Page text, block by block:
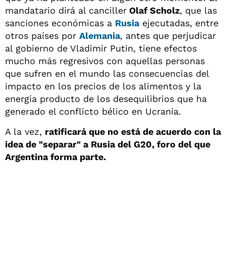
mandatario dirá al canciller Olaf Scholz, que las
sanciones económicas a Rusiaejecutadas, entre
otros países por Alemania, antes que perjudicar
al gobierno de Vladimir Putin, tiene efectos
mucho más regresivos con aquellas personas
que sufren en el mundo las consecuencias del
impacto en los precios de los alimentos y la
energía producto de los desequilibrios que ha
generado el conflicto bélico en Ucrania.
A la vez, ratificará que no está de acuerdo con la
idea de "separar" a Rusia del G20, foro del que
Argentina forma parte.